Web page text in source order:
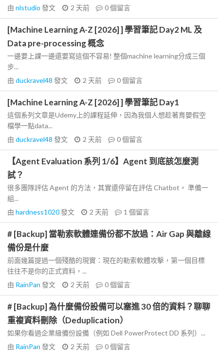
由 nlstudio 發文 2 天前 0個留言
[Machine Learning A-Z [2026] ] 學習筆記 Day2 ML 及
Data pre-processing 概念
一邊要上課一邊還要寫這個不容易! 整個machine learning分成三個
步...
由 duckravel48 發文 2 天前 0個留言
[Machine Learning A-Z [2026] ] 學習筆記 Day1
這個系列文章是Udemy上的課程延伸，因為我個人想趁著育嬰假空
檔學一點data...
由 duckravel48 發文 2 天前 0個留言
【Agent Evaluation 系列 1/6】Agent 到底該怎麼測
試？
很多團隊評估 Agent 的方法，其實還停留在評估 Chatbot。 準備一
組...
由 hardness1020發文 2 天前 1 個留言
# [Backup] 當勒索軟體連備份都不放過：Air Gap 與離線
備份是什麼
前面幾篇提過一個殘酷的現實：現在的勒索軟體攻擊，第一個目標
往往不是你的正式資料，...
由 RainPan 發文 2 天前 0個留言
# [Backup] 為什麼備份設備可以塞進 30 倍的資料？聊聊
重複資料刪除（Deduplication）
如果你看過企業級備份設備（例如 Dell PowerProtect DD 系列）...
由 RainPan 發文 2 天前 0個留言